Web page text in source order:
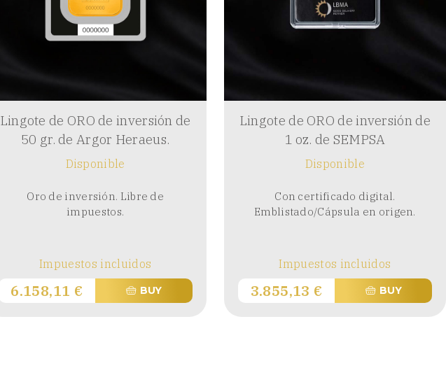
Lingote de ORO de inversión de
50 gr. de Argor Heraeus.
Disponible
Oro de inversión. Libre de
impuestos.
Impuestos incluidos
6.158,11 € BUY
Lingote de ORO de inversión de
1 oz. de SEMPSA
Disponible
Con certificado digital.
Emblistado/Cápsula en origen.
Impuestos incluidos
3.855,13 € BUY